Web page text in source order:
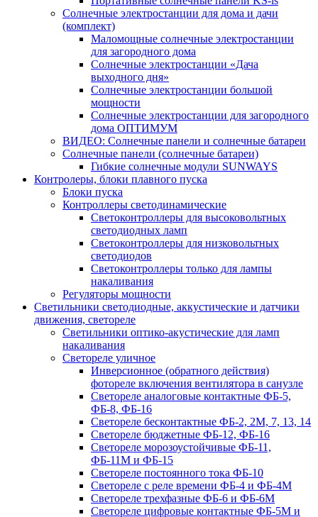
Солнечные электростанции для дома и дачи
(комплект)
Маломощные солнечные электростанции
для загородного дома
Солнечные электростанции «Дача
выходного дня»
Солнечные электростанции большой
мощности
Солнечные электростанции для загородного
дома ОПТИМУМ
ВИДЕО: Солнечные панели и солнечные батареи
Солнечные панели (солнечные батареи)
Гибкие солнечные модули SUNWAYS
Контролеры, блоки плавного пуска
Блоки пуска
Контроллеры светодинамические
Светоконтроллеры для высоковольтных
светодиодных ламп
Светоконтроллеры для низковольтных
светодиодов
Светоконтроллеры только для лампы
накаливания
Регуляторы мощности
Светильники светодиодные, аккустические и датчики
движения, светореле
Светильники оптико-акустические для ламп
накаливания
Светореле уличное
Инверсионное (обратного действия)
фотореле включения вентилятора в санузле
Светореле аналоговые контактные ФБ-5,
ФБ-8, ФБ-16
Светореле бесконтактные ФБ-2, 2М, 7, 13, 14
Светореле бюджетные ФБ-12, ФБ-16
Светореле морозоустойчивые ФБ-11,
ФБ-11М и ФБ-15
Светореле постоянного тока ФБ-10
Светореле с реле времени ФБ-4 и ФБ-4М
Светореле трехфазные ФБ-6 и ФБ-6М
Светореле цифровые контактные ФБ-5М и